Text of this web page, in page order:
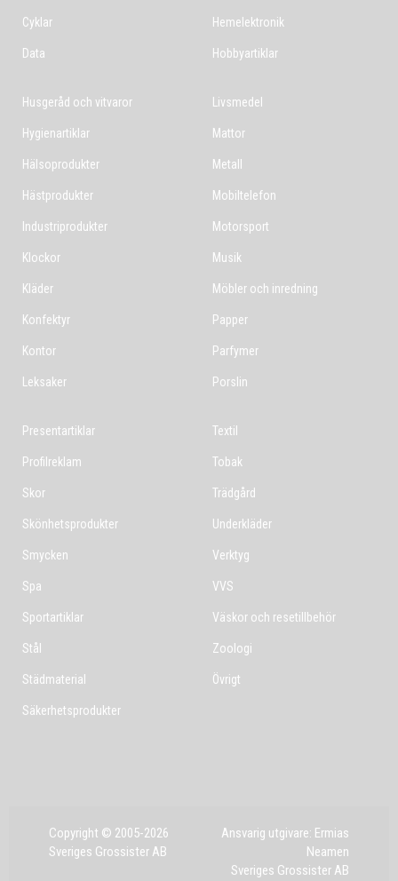
Cyklar
Data
Hemelektronik
Hobbyartiklar
Husgeråd och vitvaror
Hygienartiklar
Hälsoprodukter
Hästprodukter
Industriprodukter
Klockor
Kläder
Konfektyr
Kontor
Leksaker
Livsmedel
Mattor
Metall
Mobiltelefon
Motorsport
Musik
Möbler och inredning
Papper
Parfymer
Porslin
Presentartiklar
Profilreklam
Skor
Skönhetsprodukter
Smycken
Spa
Sportartiklar
Stål
Städmaterial
Säkerhetsprodukter
Textil
Tobak
Trädgård
Underkläder
Verktyg
VVS
Väskor och resetillbehör
Zoologi
Övrigt
Copyright © 2005-2026
Sveriges Grossister AB
Ansvarig utgivare: Ermias
Neamen
Sveriges Grossister AB